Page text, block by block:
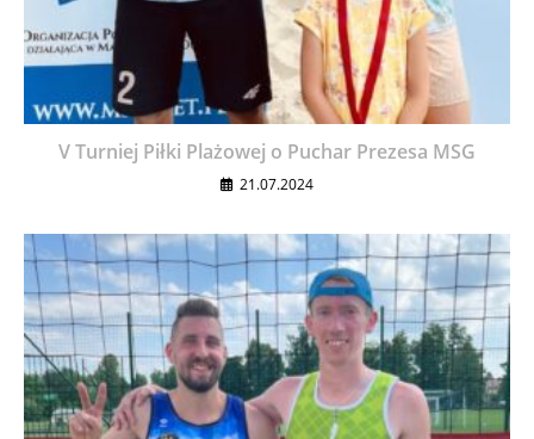
V Turniej Piłki Plażowej o Puchar Prezesa MSG
21.07.2024